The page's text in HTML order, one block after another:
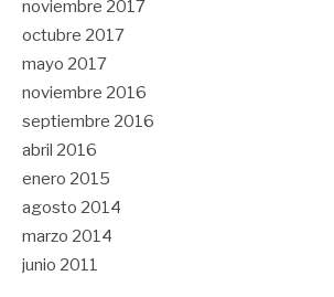
noviembre 2017
octubre 2017
mayo 2017
noviembre 2016
septiembre 2016
abril 2016
enero 2015
agosto 2014
marzo 2014
junio 2011